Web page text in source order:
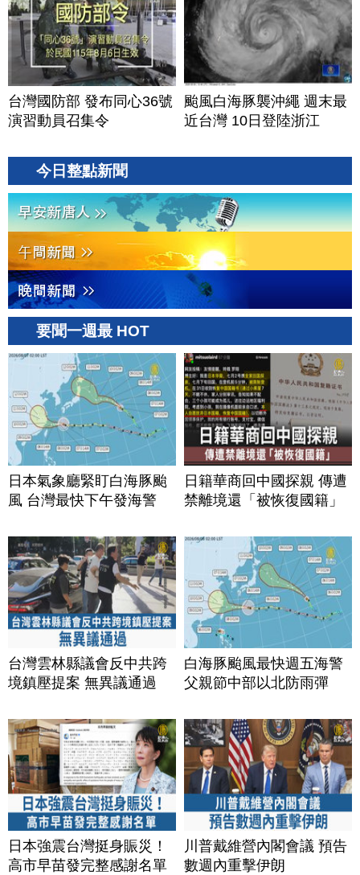
台灣國防部 發布同心36號
演習動員召集令
颱風白海豚襲沖繩 週末最
近台灣 10日登陸浙江
今日整點新聞
要聞一週最 HOT
日本氣象廳緊盯白海豚颱
風 台灣最快下午發海警
日籍華商回中國探親 傳遭
禁離境還「被恢復國籍」
台灣雲林縣議會反中共跨
境鎮壓提案 無異議通過
白海豚颱風最快週五海警
父親節中部以北防雨彈
日本強震台灣挺身賑災！
高市早苗發完整感謝名單
川普戴維營內閣會議 預告
數週內重擊伊朗